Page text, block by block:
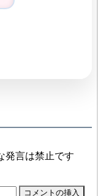
発言は禁止です